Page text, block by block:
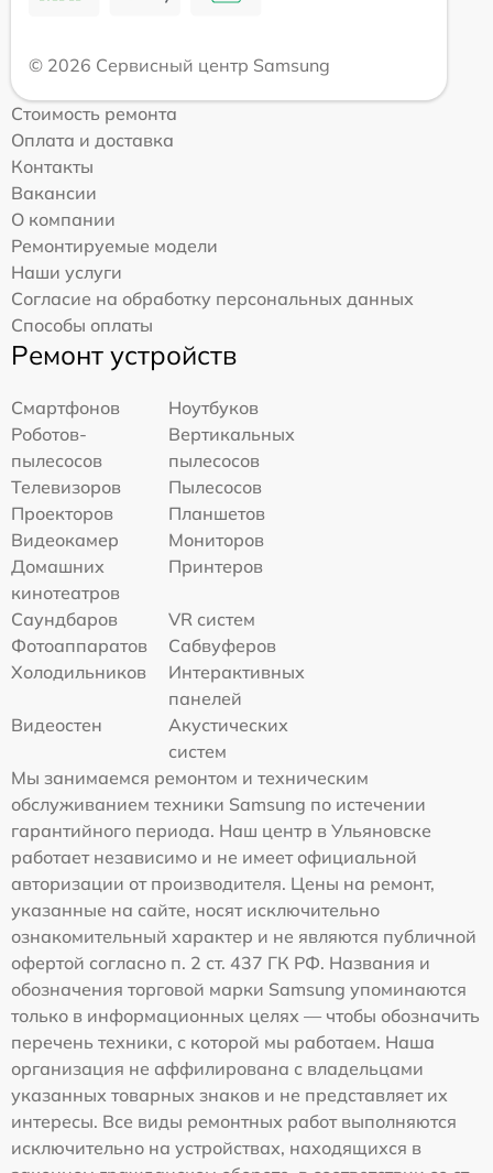
© 2026 Сервисный центр Samsung
Стоимость ремонта
Оплата и доставка
Контакты
Вакансии
О компании
Ремонтируемые модели
Наши услуги
Согласие на обработку персональных данных
Способы оплаты
Ремонт устройств
Смартфонов
Ноутбуков
Роботов-
пылесосов
Вертикальных
пылесосов
Телевизоров
Пылесосов
Проекторов
Планшетов
Видеокамер
Мониторов
Домашних
кинотеатров
Принтеров
Саундбаров
VR систем
Фотоаппаратов
Сабвуферов
Холодильников
Интерактивных
панелей
Видеостен
Акустических
систем
Мы занимаемся ремонтом и техническим
обслуживанием техники Samsung по истечении
гарантийного периода. Наш центр в Ульяновске
работает независимо и не имеет официальной
авторизации от производителя. Цены на ремонт,
указанные на сайте, носят исключительно
ознакомительный характер и не являются публичной
офертой согласно п. 2 ст. 437 ГК РФ. Названия и
обозначения торговой марки Samsung упоминаются
только в информационных целях — чтобы обозначить
перечень техники, с которой мы работаем. Наша
организация не аффилирована с владельцами
указанных товарных знаков и не представляет их
интересы. Все виды ремонтных работ выполняются
исключительно на устройствах, находящихся в